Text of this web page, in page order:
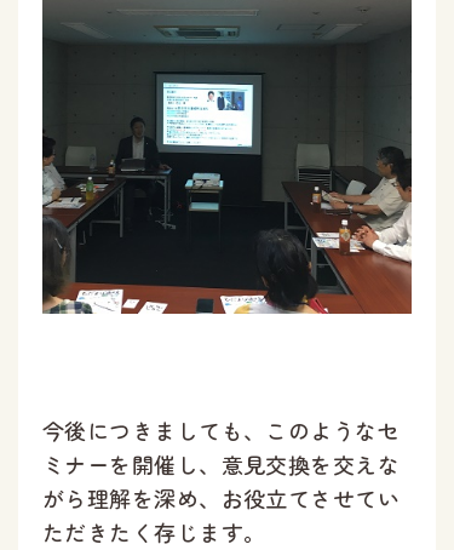
今後につきましても、このようなセ
ミナーを開催し、意見交換を交えな
がら理解を深め、お役立てさせてい
ただきたく存じます。